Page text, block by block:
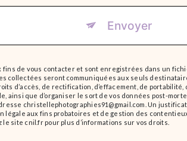
Envoyer
de vous contacter et sont enregistrées dans un
collectées seront communiquées aux seuls
d’accès, de rectification, d’effacement, de
ainsi que d’organiser le sort de vos données post-
christellephotographies91@gmail.com. Un
aux fins probatoires et de gestion des
le site cnil.fr pour plus d’informations sur vos droits.